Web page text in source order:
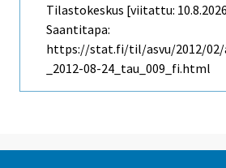
Tilastokeskus [viitattu:
Saantitapa:
https://stat.fi/til/asvu/2012/02/
_2012-08-24_tau_009_fi.html